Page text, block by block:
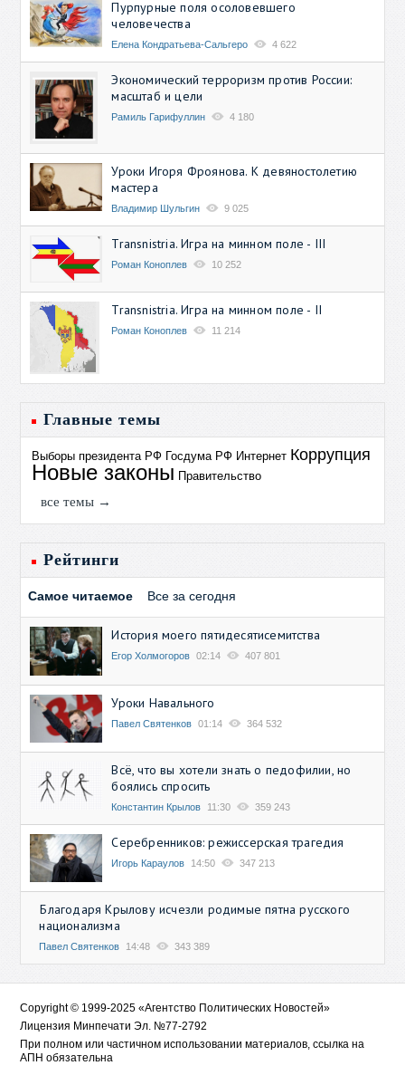
Пурпурные поля осоловевшего
человечества
Елена Кондратьева-Сальгеро 4 622
Экономический терроризм против России:
масштаб и цели
Рамиль Гарифуллин 4 180
Уроки Игоря Фроянова. К девяностолетию
мастера
Владимир Шульгин 9 025
Transnistria. Игра на минном поле - III
Роман Коноплев 10 252
Transnistria. Игра на минном поле - II
Роман Коноплев 11 214
Главные темы
Выборы президента РФ Госдума РФ Интернет Коррупция
Новые законы Правительство
все темы →
Рейтинги
Самое читаемое Все за сегодня
История моего пятидесятисемитства
Егор Холмогоров 02:14 407 801
Уроки Навального
Павел Святенков 01:14 364 532
Всё, что вы хотели знать о педофилии, но
боялись спросить
Константин Крылов 11:30 359 243
Серебренников: режиссерская трагедия
Игорь Караулов 14:50 347 213
Благодаря Крылову исчезли родимые пятна русского
национализма
Павел Святенков 14:48 343 389
Copyright © 1999-2025 «Агентство Политических Новостей»
Лицензия Минпечати Эл. №77-2792
При полном или частичном использовании материалов, ссылка на
АПН обязательна